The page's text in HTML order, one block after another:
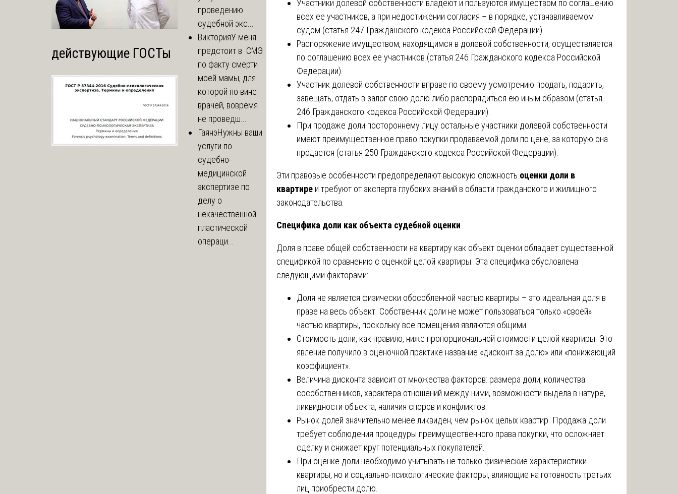
Участники долевой собственности владеют и пользуются имуществом по соглашению
всех ее участников, а при недостижении согласия – в порядке, устанавливаемом
судом (статья 247 Гражданского кодекса Российской Федерации).
Распоряжение имуществом, находящимся в долевой собственности, осуществляется
по соглашению всех ее участников (статья 246 Гражданского кодекса Российской
Федерации).
Участник долевой собственности вправе по своему усмотрению продать, подарить,
завещать, отдать в залог свою долю либо распорядиться ею иным образом (статья
246 Гражданского кодекса Российской Федерации).
При продаже доли постороннему лицу остальные участники долевой собственности
имеют преимущественное право покупки продаваемой доли по цене, за которую она
продается (статья 250 Гражданского кодекса Российской Федерации).
Эти правовые особенности предопределяют высокую сложность оценки доли в
квартире и требуют от эксперта глубоких знаний в области гражданского и жилищного
законодательства.
Специфика доли как объекта судебной оценки
Доля в праве общей собственности на квартиру как объект оценки обладает существенной
спецификой по сравнению с оценкой целой квартиры. Эта специфика обусловлена
следующими факторами:
Доля не является физически обособленной частью квартиры – это идеальная доля в
праве на весь объект. Собственник доли не может пользоваться только «своей»
частью квартиры, поскольку все помещения являются общими.
Стоимость доли, как правило, ниже пропорциональной стоимости целой квартиры. Это
явление получило в оценочной практике название «дисконт за долю» или «понижающий
коэффициент».
Величина дисконта зависит от множества факторов: размера доли, количества
сособственников, характера отношений между ними, возможности выдела в натуре,
ликвидности объекта, наличия споров и конфликтов.
Рынок долей значительно менее ликвиден, чем рынок целых квартир. Продажа доли
требует соблюдения процедуры преимущественного права покупки, что осложняет
сделку и снижает круг потенциальных покупателей.
При оценке доли необходимо учитывать не только физические характеристики
квартиры, но и социально-психологические факторы, влияющие на готовность третьих
лиц приобрести долю.
действующие ГОСТы
проведению
судебной экс...
ВикторияУ меня
предстоит в СМЭ
по факту смерти
моей мамы, для
которой по вине
врачей, вовремя
не проведш...
ГаянэНужны ваши
услуги по
судебно-
медицинской
экспертизе по
делу о
некачественной
пластической
операци...